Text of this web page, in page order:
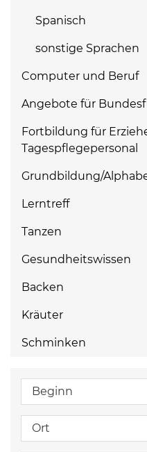
Spanisch
sonstige Sprachen
Computer und Beruf
Angebote für
Fortbildung für
Tagespflegepersonal
Grundbildung/
Lerntreff
Tanzen
Gesundheitswissen
Backen
Kräuter
Schminken
Beginn
Ort